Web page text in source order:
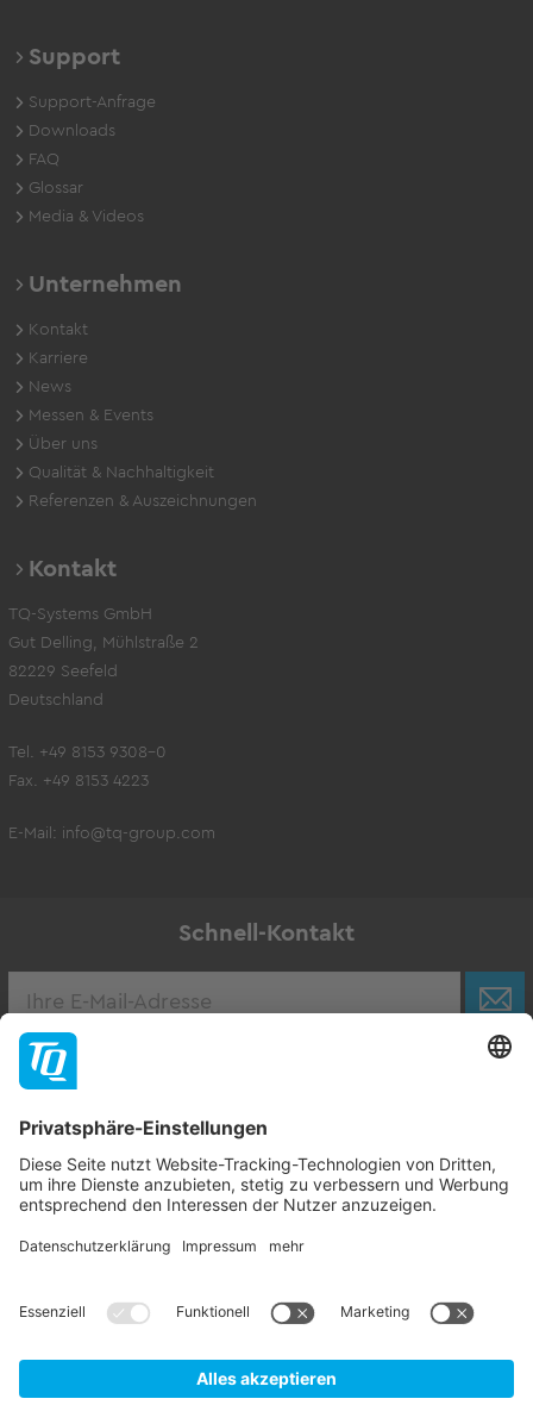
Support
Support-Anfrage
Downloads
FAQ
Glossar
Media & Videos
Unternehmen
Kontakt
Karriere
News
Messen & Events
Über uns
Qualität & Nachhaltigkeit
Referenzen & Auszeichnungen
Kontakt
TQ-Systems GmbH
Gut Delling, Mühlstraße 2
82229 Seefeld
Deutschland
Tel. +49 8153 9308-0
Fax. +49 8153 4223
E-Mail: info@tq-group.com
Schnell-Kontakt
Zur Stellenbörse
Follow TQ-Group